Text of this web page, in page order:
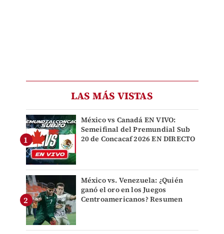
LAS MÁS VISTAS
México vs Canadá EN VIVO:
Semeifinal del Premundial Sub
20 de Concacaf 2026 EN DIRECTO
México vs. Venezuela: ¿Quién
ganó el oro en los Juegos
Centroamericanos? Resumen